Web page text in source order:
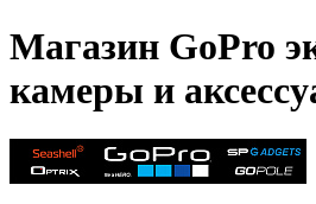
Магазин GoPro
камеры и